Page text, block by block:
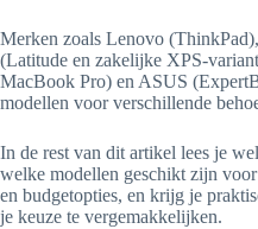
Merken zoals Lenovo
(Latitude en zakelijke XPS-
MacBook Pro) en ASUS
modellen voor verschillende
In de rest van dit artikel lees je
welke modellen geschikt zijn
en budgetopties, en krijg je
je keuze te vergemakkelijken.